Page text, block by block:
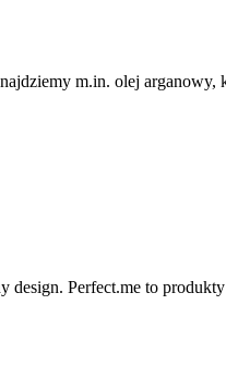
m.in. olej arganowy,
design. Perfect.me to